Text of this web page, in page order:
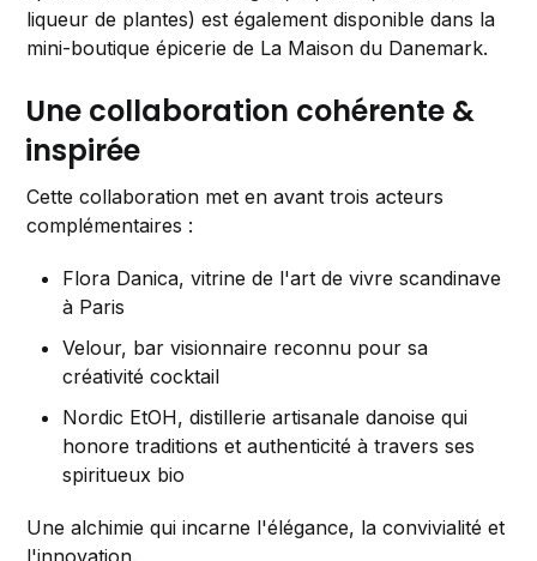
liqueur de plantes) est également disponible dans la
mini-boutique épicerie de La Maison du Danemark.
Une collaboration cohérente &
inspirée
Cette collaboration met en avant trois acteurs
complémentaires :
Flora Danica, vitrine de l'art de vivre scandinave
à Paris
Velour, bar visionnaire reconnu pour sa
créativité cocktail
Nordic EtOH, distillerie artisanale danoise qui
honore traditions et authenticité à travers ses
spiritueux bio
Une alchimie qui incarne l'élégance, la convivialité et